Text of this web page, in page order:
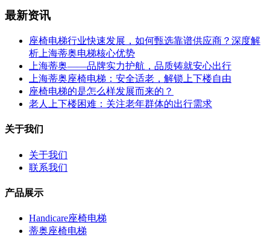
最新资讯
座椅电梯行业快速发展，如何甄选靠谱供应商？深度解
析上海蒂奥电梯核心优势
上海蒂奥——品牌实力护航，品质铸就安心出行
上海蒂奥座椅电梯：安全适老，解锁上下楼自由
座椅电梯的是怎么样发展而来的？
老人上下楼困难：关注老年群体的出行需求
关于我们
关于我们
联系我们
产品展示
Handicare座椅电梯
蒂奥座椅电梯